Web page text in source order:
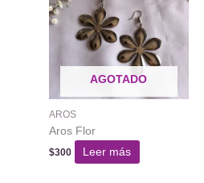
AGOTADO
AROS
Aros Flor
$300 Leer más